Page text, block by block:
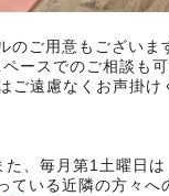
のご用意もございま
ースでのご相談も可
ご遠慮なくお声掛け
た、毎月第1土曜日は
ている近隣の方々へ